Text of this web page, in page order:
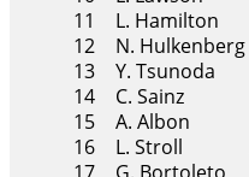
11
L. Hamilton
12
N. Hulkenberg
13
Y. Tsunoda
14
C. Sainz
15
A. Albon
16
L. Stroll